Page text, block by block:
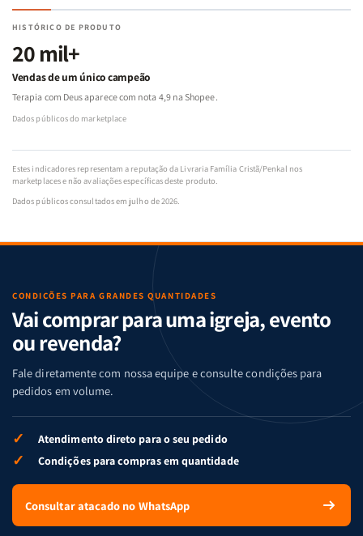
HISTÓRICO DE PRODUTO
20 mil+
Vendas de um único campeão
Terapia com Deus aparece com nota 4,9 na Shopee.
Dados públicos do marketplace
Estes indicadores representam a reputação da Livraria Família Cristã/Penkal nos
marketplaces e não avaliações específicas deste produto.
Dados públicos consultados em julho de 2026.
CONDIÇÕES PARA GRANDES QUANTIDADES
Vai comprar para uma igreja, evento
ou revenda?
Fale diretamente com nossa equipe e consulte condições para
pedidos em volume.
✓ Atendimento direto para o seu pedido
✓ Condições para compras em quantidade
Consultar atacado no WhatsApp